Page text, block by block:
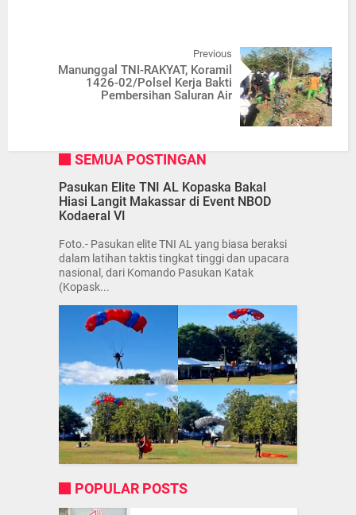
Previous
Manunggal TNI-RAKYAT, Koramil
1426-02/Polsel Kerja Bakti
Pembersihan Saluran Air
SEMUA POSTINGAN
Pasukan Elite TNI AL Kopaska Bakal
Hiasi Langit Makassar di Event NBOD
Kodaeral VI
Foto.- Pasukan elite TNI AL yang biasa beraksi
dalam latihan taktis tingkat tinggi dan upacara
nasional, dari Komando Pasukan Katak
(Kopask...
POPULAR POSTS